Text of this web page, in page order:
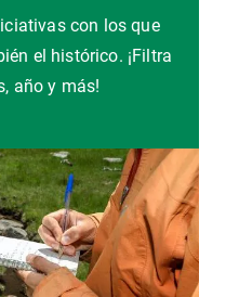
con los que
el histórico. ¡Filtra
año y más!